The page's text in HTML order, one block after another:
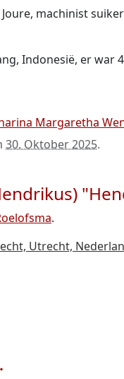
machinist
Indonesië, er war
Margaretha
30. Oktober 2025.
.
Utrecht,